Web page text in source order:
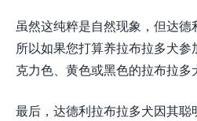
虽然这纯粹是自然现象，但达德
所以如果您打算养拉布拉多犬
克力色、黄色或黑色的拉布拉多
最后，达德利拉布拉多犬因其